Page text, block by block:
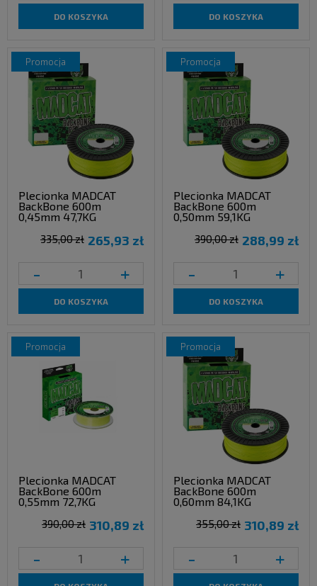
DO KOSZYKA DO KOSZYKA
Plecionka MADCAT
BackBone 600m
0,45mm 47,7KG
265,93 zł
335,00 zł
- +
DO KOSZYKA
promocja
Plecionka MADCAT
BackBone 600m
0,50mm 59,1KG
288,99 zł
390,00 zł
- +
DO KOSZYKA
promocja
Plecionka MADCAT
BackBone 600m
0,55mm 72,7KG
310,89 zł
390,00 zł
- +
promocja
Plecionka MADCAT
BackBone 600m
0,60mm 84,1KG
310,89 zł
355,00 zł
- +
promocja